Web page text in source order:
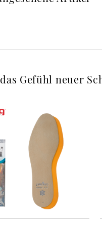
Gefühl neuer